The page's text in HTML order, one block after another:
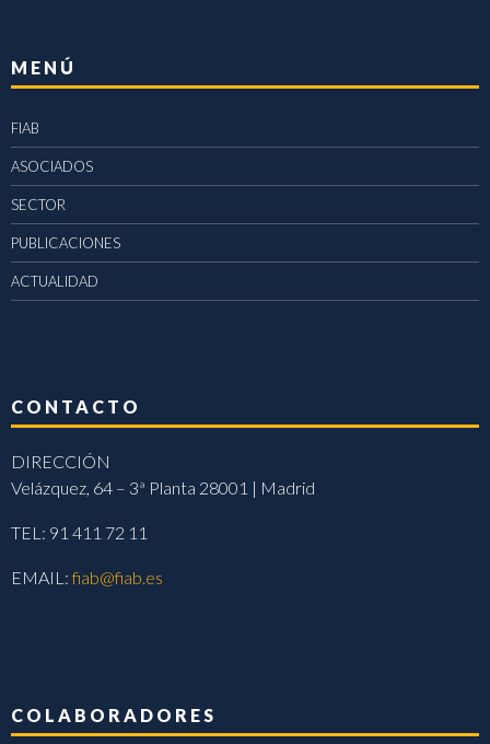
MENÚ
FIAB
ASOCIADOS
SECTOR
PUBLICACIONES
ACTUALIDAD
CONTACTO
DIRECCIÓN
Velázquez, 64 – 3ª Planta 28001 | Madrid
TEL: 91 411 72 11
EMAIL:fiab@fiab.es
COLABORADORES